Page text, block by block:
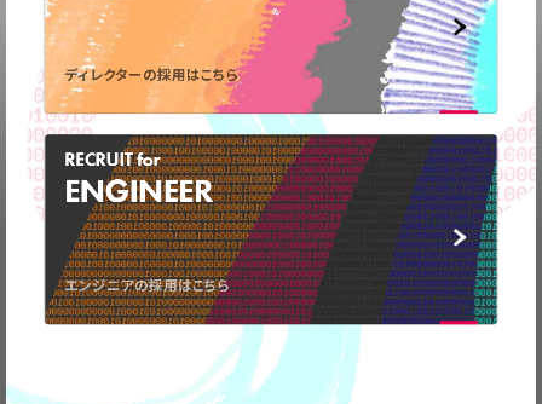
ディレクターの採用はこちら
RECRUIT for
ENGINEER
エンジニアの採用はこちら
CONTACTUS
弊社の事業についてや、
取材のお問い合わせなど
お気軽にご連絡ください。